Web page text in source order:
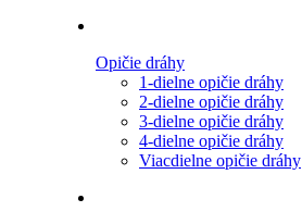
Opičie dráhy
1-dielne opičie dráhy
2-dielne opičie dráhy
3-dielne opičie dráhy
4-dielne opičie dráhy
Viacdielne opičie dráhy